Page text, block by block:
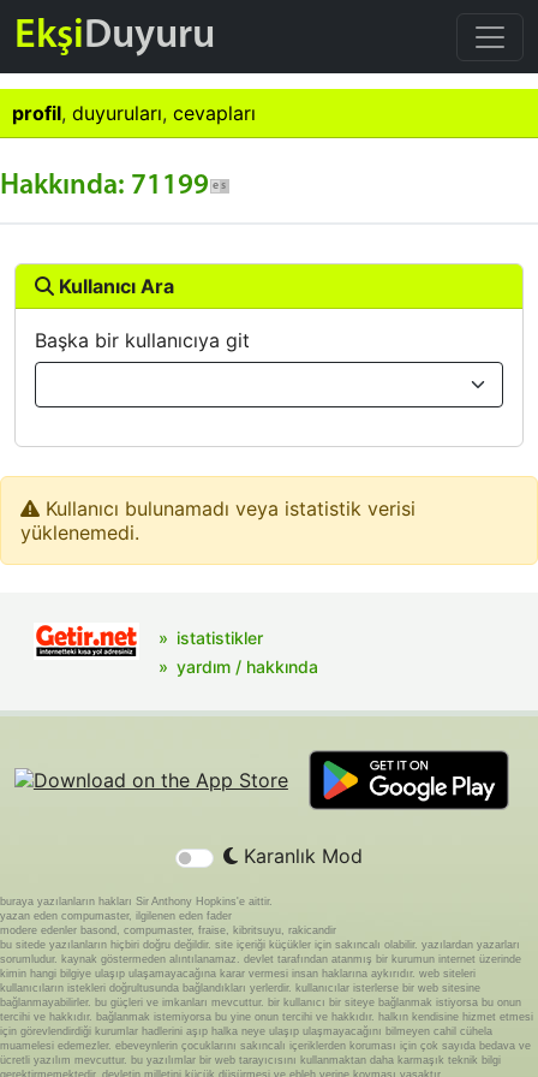
EkşiDuyuru
profil, duyuruları, cevapları
Hakkında: 71199
Kullanıcı Ara
Başka bir kullanıcıya git
Kullanıcı bulunamadı veya istatistik verisi
yüklenemedi.
istatistikler
yardım / hakkında
Karanlık Mod
buraya yazılanların hakları Sir Anthony Hopkins'e aittir.
yazan eden compumaster, ilgilenen eden fader
modere edenler basond, compumaster, fraise, kibritsuyu, rakicandir
bu sitede yazılanların hiçbiri doğru değildir. site içeriği küçükler için sakıncalı olabilir. yazılardan yazarları
sorumludur. kaynak göstermeden alıntılanamaz. devlet tarafından atanmış bir kurumun internet üzerinde
kimin hangi bilgiye ulaşıp ulaşamayacağına karar vermesi insan haklarına aykırıdır. web siteleri
kullanıcıların istekleri doğrultusunda bağlandıkları yerlerdir. kullanıcılar isterlerse bir web sitesine
bağlanmayabilirler. bu güçleri ve imkanları mevcuttur. bir kullanıcı bir siteye bağlanmak istiyorsa bu onun
tercihi ve hakkıdır. bağlanmak istemiyorsa bu yine onun tercihi ve hakkıdır. halkın kendisine hizmet etmesi
için görevlendirdiği kurumlar hadlerini aşıp halka neye ulaşıp ulaşmayacağını bilmeyen cahil cühela
muamelesi edemezler. ebeveynlerin çocuklarını sakıncalı içeriklerden koruması için çok sayıda bedava ve
ücretli yazılım mevcuttur. bu yazılımlar bir web tarayıcısını kullanmaktan daha karmaşık teknik bilgi
gerektirmemektedir. devletin milletini küçük düşürmesi ve ebleh yerine koyması yasaktır.